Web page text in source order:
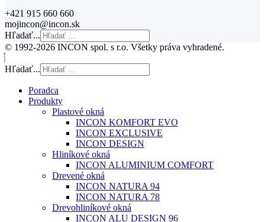
+421 915 660 660
mojincon@incon.sk
Hľadať...
© 1992-2026 INCON spol. s r.o. Všetky práva vyhradené.
Hľadať...
Poradca
Produkty
Plastové okná
INCON KOMFORT EVO
INCON EXCLUSIVE
INCON DESIGN
Hliníkové okná
INCON ALUMINIUM COMFORT
Drevené okná
INCON NATURA 94
INCON NATURA 78
Drevohliníkové okná
INCON ALU DESIGN 96